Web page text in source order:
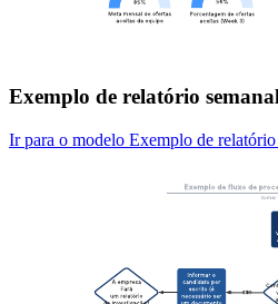
Exemplo de relatório
Ir para o modelo Exemplo de